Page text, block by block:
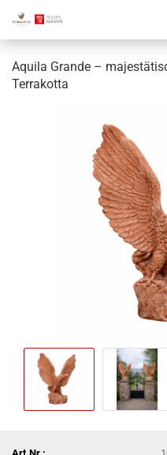
Aquila Grande –
Terrakotta
Art.Nr.: